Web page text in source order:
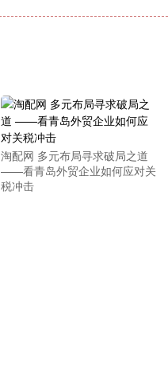
淘配网 多元布局寻求破局之道
——看青岛外贸企业如何应对关
税冲击